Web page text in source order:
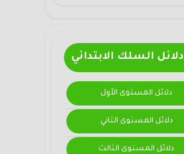
دلائل السلك الابتدائي
دلائل المستوى الأول
دلائل المستوى الثاني
دلائل المستوى الثالث